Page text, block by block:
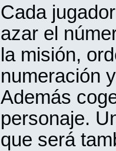
Cada
azar el
la misión,
numeración
Además
personaje.
que será